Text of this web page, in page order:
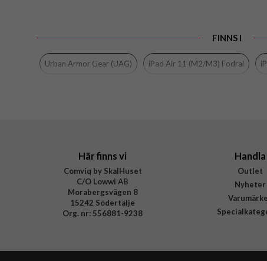
FINNS I
Urban Armor Gear (UAG) iPad Air 11 (M2/M3) Fodral
Här finns vi
Comviq by SkalHuset
C/O Lowwi AB
Morabergsvägen 8
15242 Södertälje
Org. nr: 556881-9238
Handla
Outlet
Nyheter